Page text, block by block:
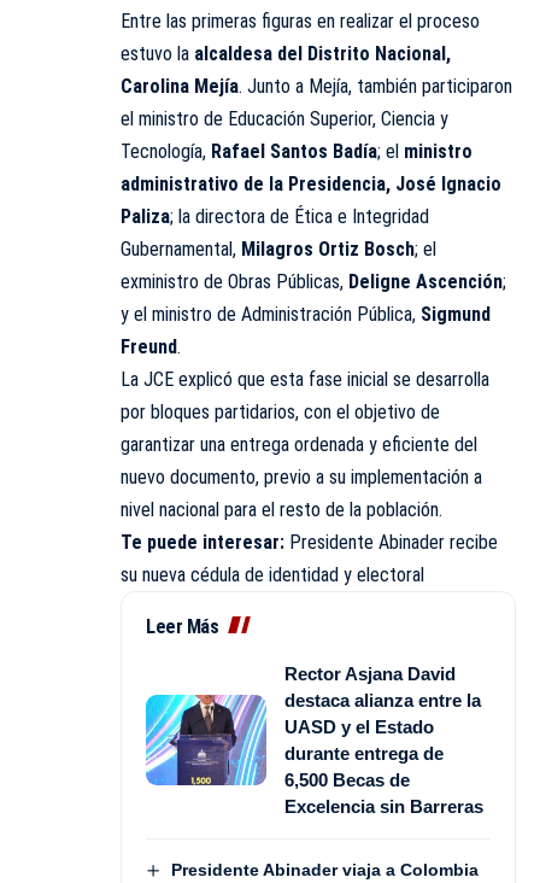
Entre las primeras figuras en realizar el proceso
estuvo la alcaldesa del Distrito Nacional,
Carolina Mejía. Junto a Mejía, también participaron
el ministro de Educación Superior, Ciencia y
Tecnología, Rafael Santos Badía; el ministro
administrativo de la Presidencia, José Ignacio
Paliza; la directora de Ética e Integridad
Gubernamental, Milagros Ortiz Bosch; el
exministro de Obras Públicas, Deligne Ascención;
y el ministro de Administración Pública, Sigmund
Freund.
La JCE explicó que esta fase inicial se desarrolla
por bloques partidarios, con el objetivo de
garantizar una entrega ordenada y eficiente del
nuevo documento, previo a su implementación a
nivel nacional para el resto de la población.
Te puede interesar: Presidente Abinader recibe
su nueva cédula de identidad y electoral
Leer Más
Rector Asjana David
destaca alianza entre la
UASD y el Estado
durante entrega de
6,500 Becas de
Excelencia sin Barreras
Presidente Abinader viaja a Colombia